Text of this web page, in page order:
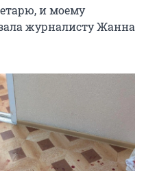
и моему
журналисту Жанна